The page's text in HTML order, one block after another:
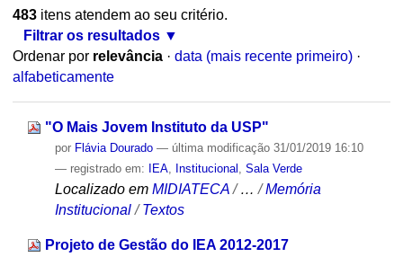
483itens atendem ao seu critério.
Filtrar os resultados
Ordenar por relevância · data (mais recente primeiro) ·
alfabeticamente
"O Mais Jovem Instituto da USP"
por Flávia Dourado — última modificação31/01/2019 16:10
— registrado em:
IEA, Institucional Sala Verde
Localizado em MIDIATECA /…/Memória
Institucional /Textos
Projeto de Gestão do IEA 2012-2017